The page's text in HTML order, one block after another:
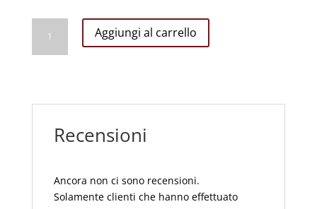
ETNICO
AGRIGENTO
TEMPLI
quantità
Aggiungi al carrello
Recensioni
Ancora non ci sono recensioni.
Solamente clienti che hanno effettuato